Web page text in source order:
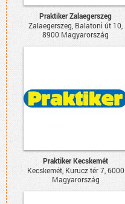
Praktiker Zalaegerszeg
Zalaegerszeg, Balatoni út 10,
8900 Magyarország
Praktiker Kecskemét
Kecskemét, Kurucz tér 7, 6000
Magyarország